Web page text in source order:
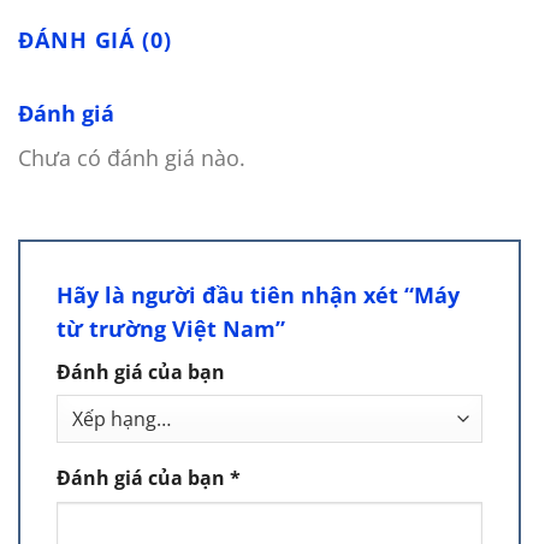
ĐÁNH GIÁ (0)
Đánh giá
Chưa có đánh giá nào.
Hãy là người đầu tiên nhận xét “Máy
từ trường Việt Nam”
Đánh giá của bạn
Đánh giá của bạn *